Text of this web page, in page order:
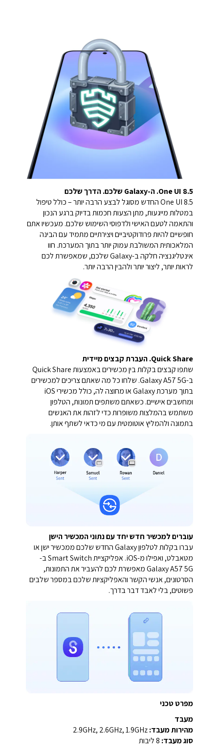
One UI 8.5. ה-Galaxy שלכם. הדרך שלכם
One UI 8.5 החדש מסוגל לבצע הרבה יותר – כולל טיפול
במטלות מייגעות, מתן הצעות חכמות בדיוק ברגע הנכון
והתאמה לטעם האישי ולדפוסי השימוש שלכם. מעכשיו אתם
חופשיים להיות פרודוקטיביים ויצירתיים מתמיד עם הבינה
המלאכותית המשולבת עמוק יותר בתוך המערכת. חוו
אינטליגנציה חלקה ב-Galaxy שלכם, שמאפשרת לכם
לראות יותר, ליצור יותר ולהבין הרבה יותר.
Quick Share. העברת קבצים מיידית
שתפו קבצים בקלות בין מכשירים באמצעות Quick Share
ב-Galaxy A57 5G. שלחו כל מה שאתם צריכים למכשירים
בתוך מערכת Galaxy או מחוצה לה, כולל מכשירי iOS
ומחשבים אישיים. כשאתם משתפים תמונות, הטלפון
משתמש בהמלצות משופרות כדי לזהות את האנשים
בתמונה ולהמליץ אוטומטית עם מי כדאי לשתף אותן.
עוברים למכשיר חדש יחד עם נתוני המכשיר הישן
עברו בקלות לטלפון Galaxy החדש שלכם ממכשיר ישן או
מטאבלט, ואפילו מ-iOS. אפליקציית Smart Switch ב-
Galaxy A57 5G מאפשרת לכם להעביר את התמונות,
הסרטונים, אנשי הקשר והאפליקציות שלכם במספר שלבים
פשוטים, בלי לאבד דבר בדרך.
מפרט טכני
מעבד
מהירות מעבד:
סוג מעבד: